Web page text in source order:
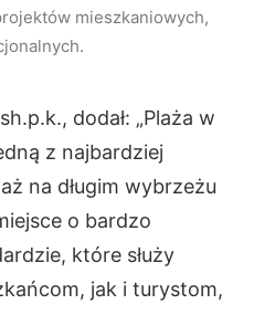
mieszkaniowych,
dodał: „Plaża w
z najbardziej
na długim wybrzeżu
o bardzo
które służy
jak i turystom,